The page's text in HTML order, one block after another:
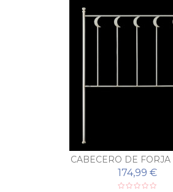
CABECERO DE FORJA
174,99 €